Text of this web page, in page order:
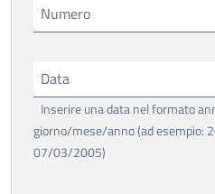
Numero
Data
Inserire una data nel formato
giorno/mese/anno (ad esempio:
07/03/2005)